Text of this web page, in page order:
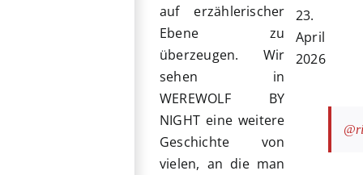
auf erzählerischer
Ebene zu
überzeugen. Wir
sehen in
WEREWOLF BY
NIGHT eine weitere
Geschichte von
vielen, an die man
23.
April
2026